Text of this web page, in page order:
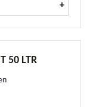
20 ltr aantal +
50 LTR